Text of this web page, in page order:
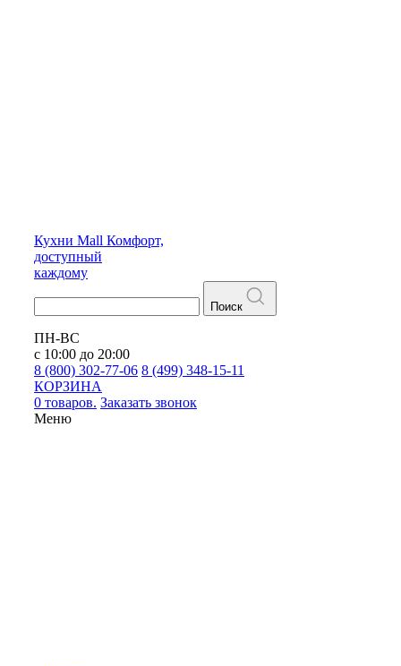
Кухни Mall Комфорт,
доступный
каждому
Поиск
ПН-ВС
с 10:00 до 20:00
8 (800) 302-77-06 8 (499) 348-15-11
КОРЗИНА
0 товаров. Заказать звонок
Меню